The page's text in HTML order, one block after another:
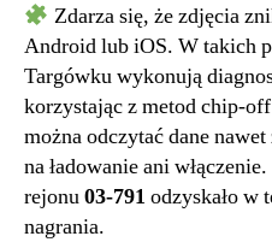
Zdarza się, że zdjęcia
Android lub iOS. W takich
Targówku wykonują
korzystając z metod chip-
można odczytać dane
na ładowanie ani włączenie.
rejonu03-791 odzyskało w
nagrania.